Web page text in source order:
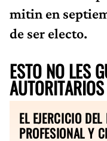
mitin en
de ser electo.
ESTO NO LES
AUTORITARIOS
EL EJERCICIO
PROFESIONAL Y